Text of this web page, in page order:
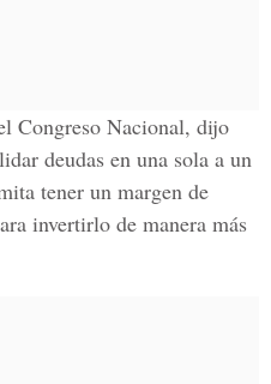
Congreso Nacional, dijo
deudas en una sola a un
tener un margen de
invertirlo de manera más